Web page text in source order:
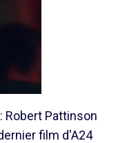
Robert Pattinson
film d'A24